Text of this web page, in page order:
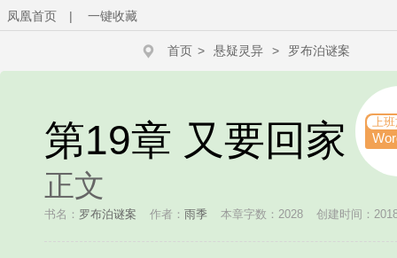
凤凰首页 | 一键收藏
首页 > 悬疑灵异 > 罗布泊谜案
第19章 又要回家 上
正文
书名： 罗布泊谜案 作者： 雨季 本章字数：2028 创建时间：